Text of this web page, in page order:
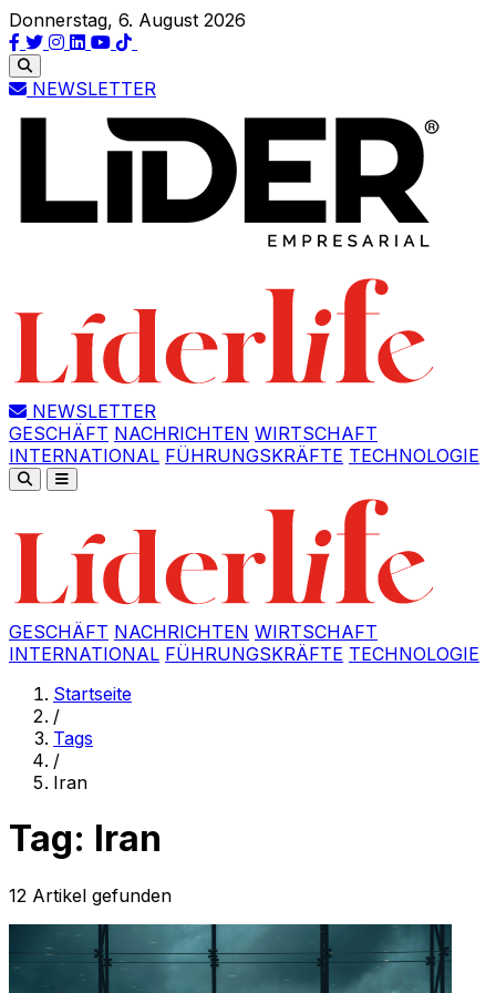
Donnerstag, 6. August 2026
NEWSLETTER
NEWSLETTER
GESCHÄFT NACHRICHTEN WIRTSCHAFT
INTERNATIONAL FÜHRUNGSKRÄFTE TECHNOLOGIE
GESCHÄFT NACHRICHTEN WIRTSCHAFT
INTERNATIONAL FÜHRUNGSKRÄFTE TECHNOLOGIE
Startseite
/
Tags
/
Iran
Tag: Iran
12 Artikel gefunden